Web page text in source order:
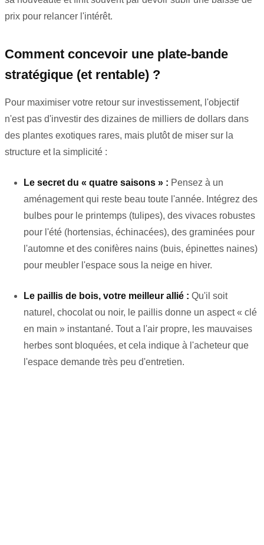
prix pour relancer l'intérêt.
Comment concevoir une plate-bande
stratégique (et rentable) ?
Pour maximiser votre retour sur investissement, l'objectif
n'est pas d'investir des dizaines de milliers de dollars dans
des plantes exotiques rares, mais plutôt de miser sur la
structure et la simplicité :
Le secret du « quatre saisons » : Pensez à un
aménagement qui reste beau toute l'année. Intégrez des
bulbes pour le printemps (tulipes), des vivaces robustes
pour l'été (hortensias, échinacées), des graminées pour
l'automne et des conifères nains (buis, épinettes naines)
pour meubler l'espace sous la neige en hiver.
Le paillis de bois, votre meilleur allié : Qu'il soit
naturel, chocolat ou noir, le paillis donne un aspect « clé
en main » instantané. Tout a l'air propre, les mauvaises
herbes sont bloquées, et cela indique à l'acheteur que
l'espace demande très peu d'entretien.